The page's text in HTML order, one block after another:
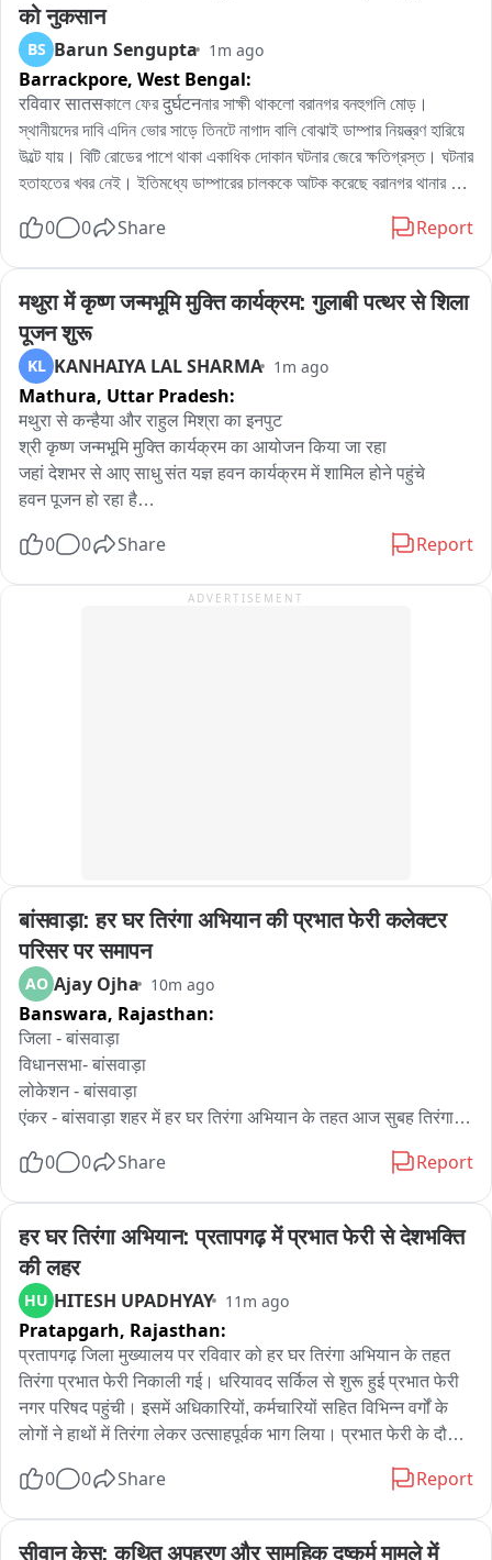
को नुकसान
BS Barun Sengupta 1m ago
Barrackpore, West Bengal:
रविवार सातसকালে ফের दुर्घटनনার সাক্ষী থাকলো বরানগর বনহুগলি মোড়।
স্থানীয়দের দাবি এদিন ভোর সাড়ে তিনটে নাগাদ বালি বোঝাই ডাম্পার নিয়ন্ত্রণ হারিয়ে
উল্টে যায়। বিটি রোডের পাশে থাকা একাধিক দোকান ঘটনার জেরে ক্ষতিগ্রস্ত। ঘটনার
হতাহতের খবর নেই। ইতিমধ্যে ডাম্পারের চালককে আটক করেছে বরানগর থানার
0 0 Share Report
मथुरा में कृष्ण जन्मभूमि मुक्ति कार्यक्रम: गुलाबी पत्थर से शिला
पूजन शुरू
KL KANHAIYA LAL SHARMA 1m ago
Mathura, Uttar Pradesh:
मथुरा से कन्हैया और राहुल मिश्रा का इनपुट
श्री कृष्ण जन्मभूमि मुक्ति कार्यक्रम का आयोजन किया जा रहा
जहां देशभर से आए साधु संत यज्ञ हवन कार्यक्रम में शामिल होने पहुंचे
हवन पूजन हो रहा है
अयोध्या श्रीराम जन्मभूमि मंदिर निर्माण में इसी गुलाबी पत्थर का इस्तेमाल
हुआ था
0 0 Share Report
ADVERTISEMENT
बांसवाड़ा: हर घर तिरंगा अभियान की प्रभात फेरी कलेक्टर
परिसर पर समापन
AO Ajay Ojha 10m ago
Banswara, Rajasthan:
जिला - बांसवाड़ा
विधानसभा- बांसवाड़ा
लोकेशन - बांसवाड़ा
एंकर - बांसवाड़ा शहर में हर घर तिरंगा अभियान के तहत आज सुबह तिरंगा
जिसमें SDM सोनू कुमारी, अतिरिक्त पुलिस अधीक्षक नरपत सिंह, डीएसपी
मनीष चारण, बीजेपी नेता राजेश कटारा, धनसिंह रावत, हक़रू मईड़ा सहित
सभी अधिकारी और स्कूली बच्चे शामिल हुए। तिरंगा यात्रा में देशभक्ति गीतों
के साथ भारत माता जय के नारों से पुरा शहर गूंज उठा। यह रैली कलेक्ट्री
से होते हुए गांधी मूर्ति और भीतर शहर होते हुए पुनः कलेक्ट्री पहुंची जहाँ
इसका समापन हुआ।
0 0 Share Report
हर घर तिरंगा अभियान: प्रतापगढ़ में प्रभात फेरी से देशभक्ति
की लहर
HU HITESH UPADHYAY 11m ago
Pratapgarh, Rajasthan:
प्रतापगढ़ जिला मुख्यालय पर रविवार को हर घर तिरंगा अभियान के तहत
तिरंगा प्रभात फेरी निकाली गई। धरियावद सर्किल से शुरू हुई प्रभात फेरी
नगर परिषद पहुंची। इसमें अधिकारियों, कर्मचारियों सहित विभिन्न वर्गों के
लोगों ने हाथों में तिरंगा लेकर उत्साहपूर्वक भाग लिया। प्रभात फेरी के दौरान
नजर आया। प्रतिभागियों ने आमजन को अपने घरों पर तिरंगा फहराने और
अभियान में सक्रिय भागीदारी के लिए प्रेरित किया। अधिकारियों ने कहा कि
तिरंगा देश की एकता, अखंडता और गौरव का प्रतीक है। अभियान का उद्देश्य
0 0 Share Report
सीवान केस: कथित अपहरण और सामूहिक दुष्कर्म मामले में